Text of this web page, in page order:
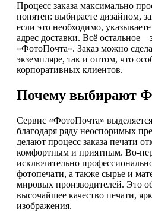
Процесс заказа максимально
понятен: выбираете дизайном,
если это необходимо,
адрес доставки. Всё остальное –
«ФотоПочта». Заказ можно
экземпляре, так и оптом, что
корпоративных клиентов.
Почему выбирают
Сервис «ФотоПочта»
благодаря ряду неоспоримых
делают процесс заказа печати
комфортным и приятным. Во-
исключительно
фотопечати, а также сырье и
мировых производителей. Это
высочайшее качество печати,
изображения.